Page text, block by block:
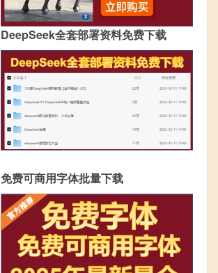
DeepSeek全套部署资料免费下载
免费可商用字体批量下载